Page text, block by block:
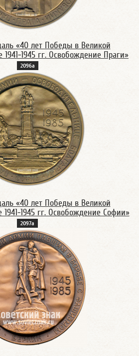
«40 лет Победы в Великой
1941-1945 гг. Освобождение Праги»
2096а
«40 лет Победы в Великой
1941-1945 гг. Освобождение Софии»
2097а